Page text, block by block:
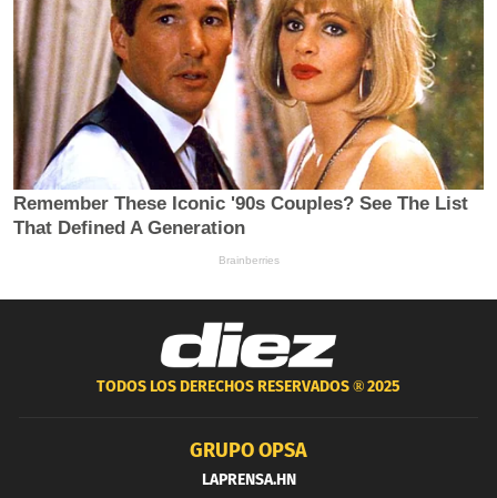
TODOS LOS DERECHOS RESERVADOS ®2025
GRUPO OPSA
LAPRENSA.HN